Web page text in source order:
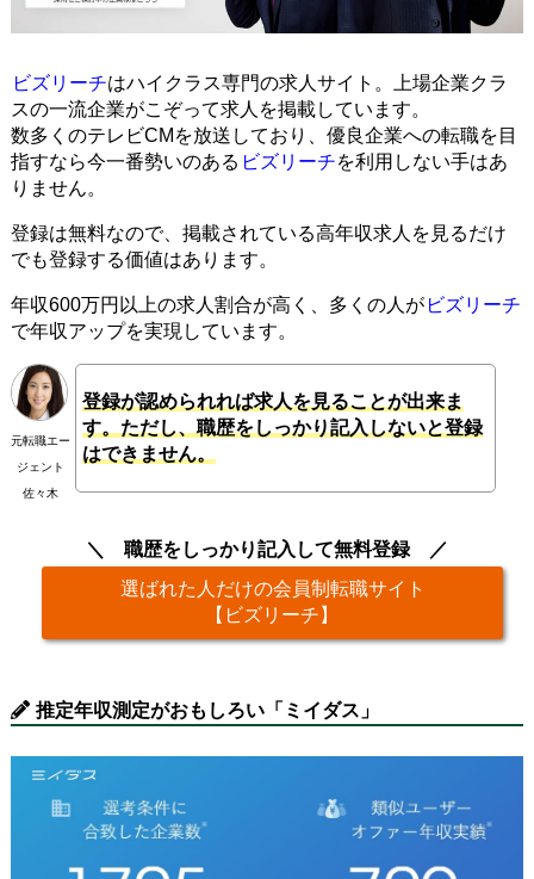
ビズリーチはハイクラス専門の求人サイト。上場企業クラ
スの一流企業がこぞって求人を掲載しています。
数多くのテレビCMを放送しており、優良企業への転職を目
指すなら今一番勢いのある ビズリーチを利用しない手はあ
りません。
登録は無料なので、掲載されている高年収求人を見るだけ
でも登録する価値はあります。
年収600万円以上の求人割合が高く、多くの人が ビズリーチ
で年収アップを実現しています。
元転職エー
ジェント
佐々木
登録が認められれば求人を見ることが出来ま
す。ただし、職歴をしっかり記入しないと登録
はできません。
職歴をしっかり記入して無料登録
選ばれた人だけの会員制転職サイト
【ビズリーチ】
推定年収測定がおもしろい「ミイダス」